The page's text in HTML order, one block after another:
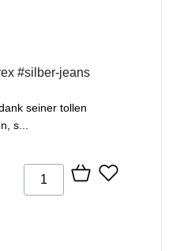
#silber-jeans
seiner tollen
s...